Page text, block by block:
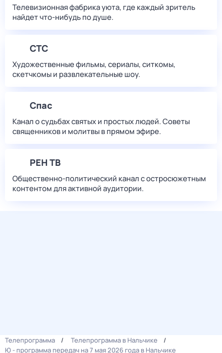
Телевизионная фабрика уюта, где каждый зритель
найдет что‑нибудь по душе.
СТС
Художественные фильмы, сериалы, ситкомы,
скетчкомы и развлекательные шоу.
Спас
Канал о судьбах святых и простых людей. Советы
священников и молитвы в прямом эфире.
РЕН ТВ
Общественно-политический канал с остросюжетным
контентом для активной аудитории.
Телепрограмма
Телепрограмма в Нальчике
Ю - программа передач на 7 мая 2026 года в Нальчике